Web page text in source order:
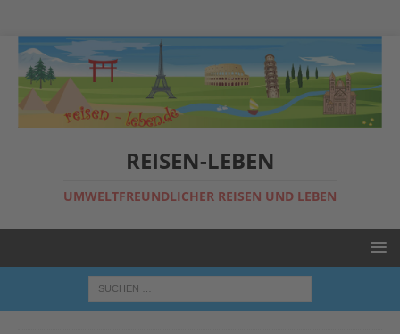
REISEN-LEBEN
UMWELTFREUNDLICHER REISEN UND LEBEN